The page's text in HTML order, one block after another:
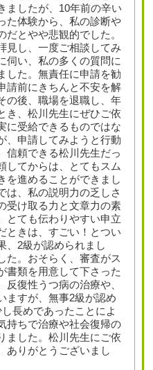
ましたが、10年前の辛い
た体験から、私の診断や
だとやや悲観的でした。
見し、一度ご相談してみ
伺い、私の多くの質問に
した。無責任に申請を勧
請前にきちんと不安を解
の後、職場を退職し、年
き、松川先生にぜひご依
に受給できるものではな
、申請してみようと行動
信頼できる松川先生だっ
してからは、とてもスム
を進めることができまし
は、私の説明力の乏しさ
受け取る力と文章力の素
とても伝わりやすい申立
ときは、すごい！とつい
、2級が認められまし
た。おそらく、審査がス
書類を用意して下さった
復性うつ病の治療や、
ますが、無事2級が認め
長めであったことによ
持ちで治療や社会復帰の
ました。松川先生にご依
ありがとうございまし